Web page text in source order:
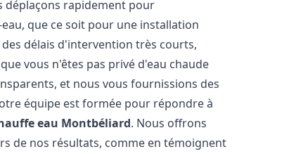
déplaçons rapidement pour
que ce soit pour une installation
délais d'intervention très courts,
vous n'êtes pas privé d'eau chaude
et nous vous fournissions des
équipe est formée pour répondre à
eau Montbéliard. Nous offrons
de nos résultats, comme en témoignent